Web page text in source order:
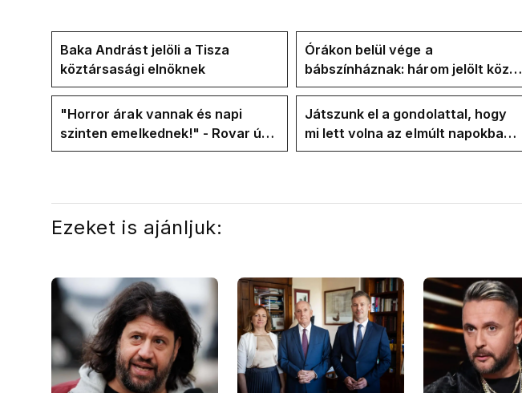
Baka Andrást jelöli a Tisza
köztársasági elnöknek
Órákon belül vége a
bábszínháznak: három jelölt közül
"választ" ma államfőt a Tisza-
frakció
"Horror árak vannak és napi
szinten emelkednek!" - Rovar úr
Facebook-oldalán lázadnak a
Játszunk el a gondolattal, hogy
mi lett volna az elmúlt napokban
rezsicsökkentés nélkül
Ezeket is ajánljuk: